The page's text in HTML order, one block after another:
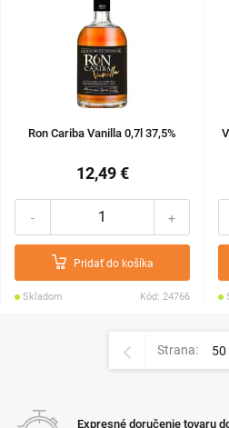
Ron Cariba Vanilla 0,7l 37,5%
12,49 €
- +
Pridať do košíka
Skladom Kód: 24766
Strana: 50
Expresné doručenie tovaru